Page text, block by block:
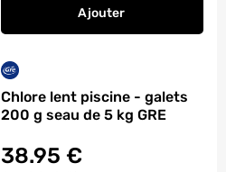
Ajouter
Régulateur piscine
Chlore lent piscine - galets
200 g seau de 5 kg GRE
38.95 €